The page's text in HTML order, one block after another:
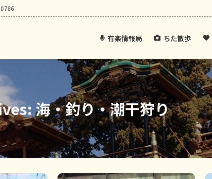
有楽情報局 ちた散歩
海・釣り・潮干狩り